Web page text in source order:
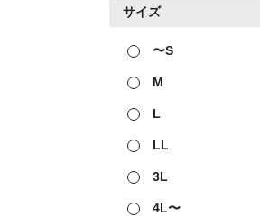
サイズ
〜S
M
L
LL
3L
4L〜